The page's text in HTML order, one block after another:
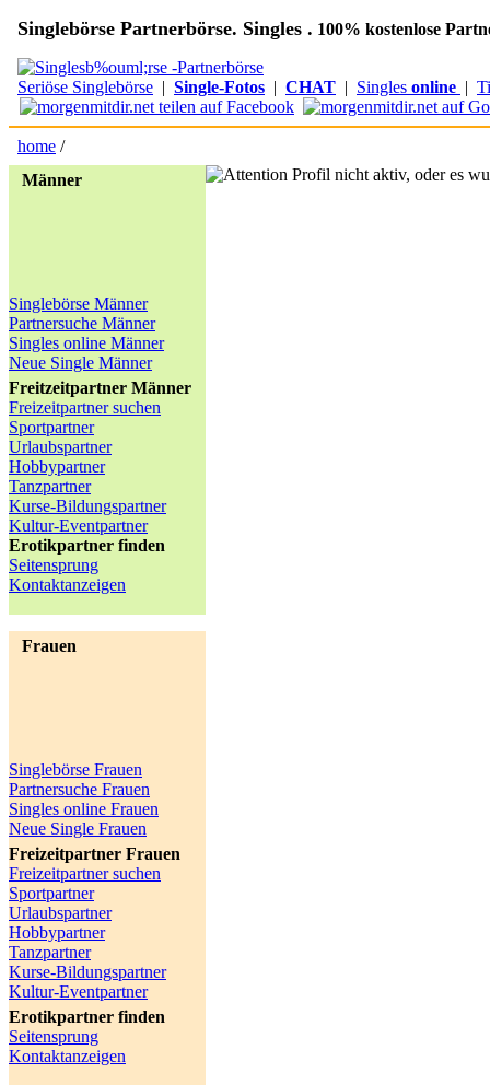
Singlebörse Partnerbörse. Singles . 100% kostenlose
Seriöse Singlebörse | Single-Fotos | CHAT | Singles online |
home /
Männer
Singlebörse Männer
Partnersuche Männer
Singles online Männer
Neue Single Männer
Freitzeitpartner Männer
Freizeitpartner suchen
Sportpartner
Urlaubspartner
Hobbypartner
Tanzpartner
Kurse-Bildungspartner
Kultur-Eventpartner
Erotikpartner finden
Seitensprung
Kontaktanzeigen
Frauen
Singlebörse Frauen
Partnersuche Frauen
Singles online Frauen
Neue Single Frauen
Freizeitpartner Frauen
Freizeitpartner suchen
Sportpartner
Urlaubspartner
Hobbypartner
Tanzpartner
Kurse-Bildungspartner
Kultur-Eventpartner
Erotikpartner finden
Seitensprung
Kontaktanzeigen
Profil nicht aktiv, oder es